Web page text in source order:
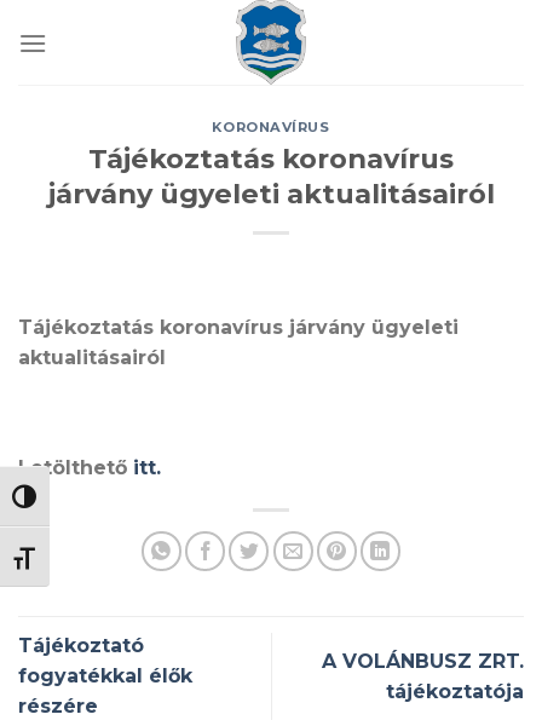
NAGY KONTRASZT VÁLTÁSA
BETŰMÉRET VÁLTÁSA
KORONAVÍRUS
Tájékoztatás koronavírus
járvány ügyeleti aktualitásairól
Tájékoztatás koronavírus járvány ügyeleti
aktualitásairól
Letölthető itt.
Tájékoztató
fogyatékkal élők
részére
A VOLÁNBUSZ ZRT.
tájékoztatója